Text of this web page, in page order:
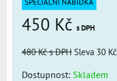
450 Kč s DPH
480 Kčs DPH Sleva 30 Kč
Dostupnost: Skladem